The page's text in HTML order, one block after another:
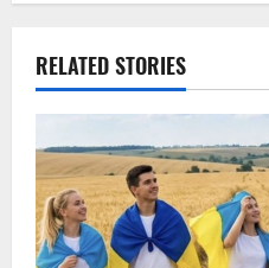
a
v
i
g
RELATED STORIES